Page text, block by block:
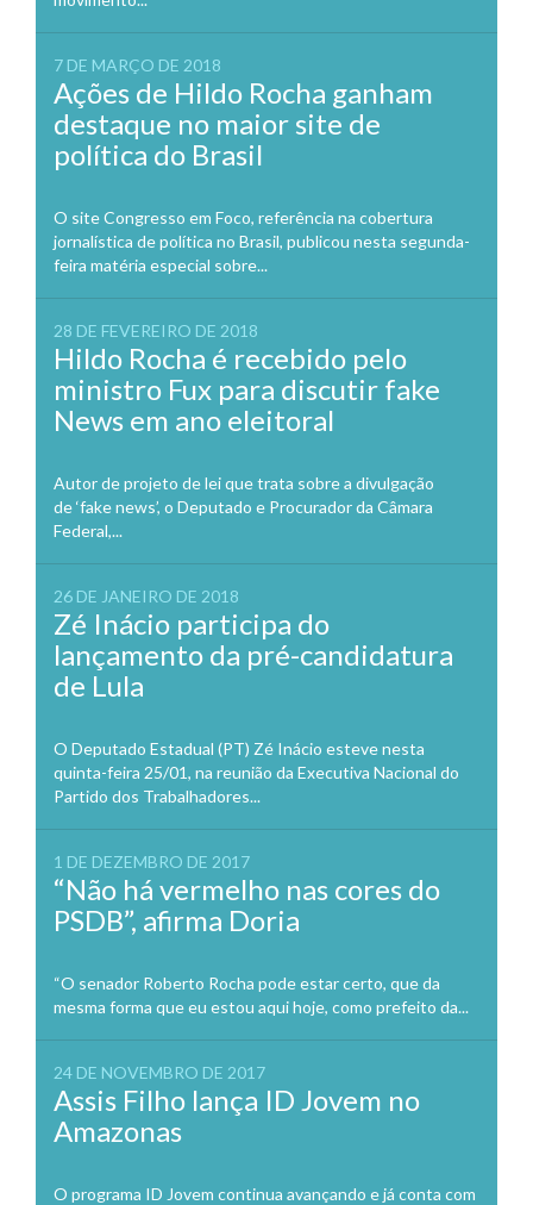
7 DE MARÇO DE 2018
Ações de Hildo Rocha ganham
destaque no maior site de
política do Brasil
O site Congresso em Foco, referência na cobertura
jornalística de política no Brasil, publicou nesta segunda-
feira matéria especial sobre...
28 DE FEVEREIRO DE 2018
Hildo Rocha é recebido pelo
ministro Fux para discutir fake
News em ano eleitoral
Autor de projeto de lei que trata sobre a divulgação
de ‘fake news’, o Deputado e Procurador da Câmara
Federal,...
26 DE JANEIRO DE 2018
Zé Inácio participa do
lançamento da pré-candidatura
de Lula
O Deputado Estadual (PT) Zé Inácio esteve nesta
quinta-feira 25/01, na reunião da Executiva Nacional do
Partido dos Trabalhadores...
1 DE DEZEMBRO DE 2017
“Não há vermelho nas cores do
PSDB”, afirma Doria
“O senador Roberto Rocha pode estar certo, que da
mesma forma que eu estou aqui hoje, como prefeito da...
24 DE NOVEMBRO DE 2017
Assis Filho lança ID Jovem no
Amazonas
O programa ID Jovem continua avançando e já conta com